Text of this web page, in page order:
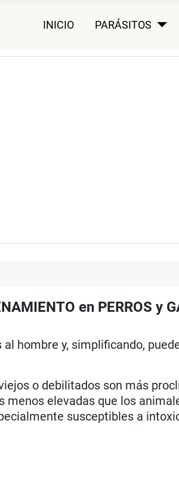
INICIO PARÁSITOS
en PERROS y
hombre y, simplificando,
o debilitados son más
menos elevadas que los
susceptibles a